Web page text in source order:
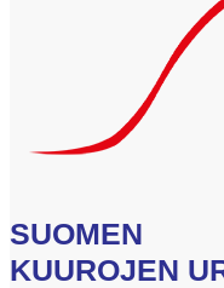
SUOMEN
KUUROJEN